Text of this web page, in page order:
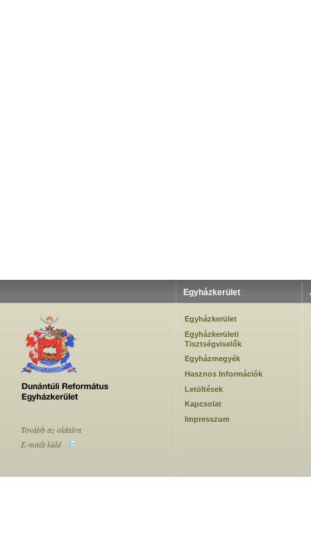
Egyházkerület
Egyházkerület
Egyházkerületi
Tisztségviselők
Egyházmegyék
Hasznos Információk
Letöltések
Kapcsolat
Impresszum
Tovább az oldalra
E-mailt küld